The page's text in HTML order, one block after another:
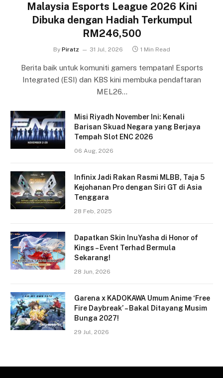
Malaysia Esports League 2026 Kini
Dibuka dengan Hadiah Terkumpul
RM246,500
By Piratz 31 Jul, 2026 1 Min Read
Berita baik untuk komuniti gamers tempatan! Esports
Integrated (ESI) dan KBS kini membuka pendaftaran
MEL26…
Misi Riyadh November Ini: Kenali
Barisan Skuad Negara yang Berjaya
Tempah Slot ENC 2026
06 Aug, 2026
Infinix Jadi Rakan Rasmi MLBB, Taja 5
Kejohanan Pro dengan Siri GT di Asia
Tenggara
28 Feb, 2025
Dapatkan Skin InuYasha di Honor of
Kings – Event Terhad Bermula
Sekarang!
28 Jun, 2026
Garena x KADOKAWA Umum Anime ‘Free
Fire Daybreak’ – Bakal Ditayang Musim
Bunga 2027!
29 Jul, 2026